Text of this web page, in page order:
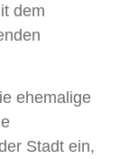
dem
ehemalige
Stadt ein,